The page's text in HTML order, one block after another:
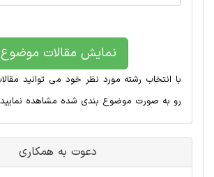
نمایش مقالات
با انتخاب رشته مورد نظر خود می توانید
رو به صورت موضوع بندی شده مشاهده نمایید
دعوت به همکاری